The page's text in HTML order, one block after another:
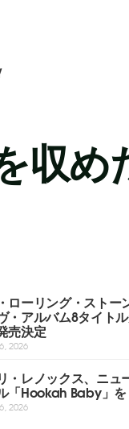
収め
ローリング・ストー
・アルバム8タイト
売決定
2026
・レノックス、ニュ
「Hookah Baby」
2026